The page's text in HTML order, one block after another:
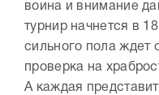
воина и внимание
турнир начнется в
сильного пола ждет
проверка на
А каждая